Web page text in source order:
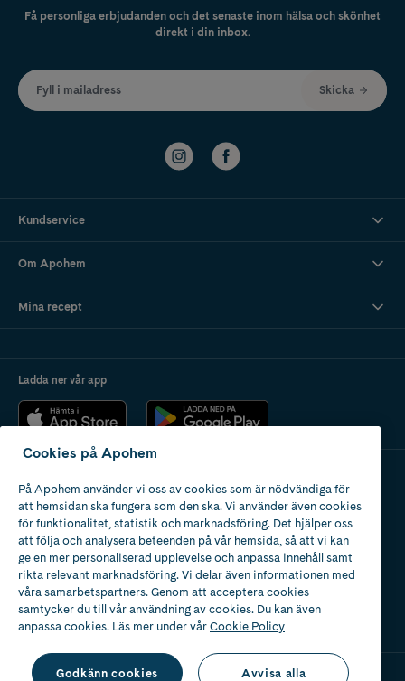
Få personliga erbjudanden och det senaste inom hälsa och skönhet
direkt i din inbox.
Fyll i mailadress Skicka
Kundservice
Om Apohem
Mina recept
Ladda ner vår app
Apotek med tillstånd
av Läkemedelsverket
Cookies på Apohem
På Apohem använder vi oss av cookies som är nödvändiga för
att hemsidan ska fungera som den ska. Vi använder även cookies
för funktionalitet, statistik och marknadsföring. Det hjälper oss
att följa och analysera beteenden på vår hemsida, så att vi kan
ge en mer personaliserad upplevelse och anpassa innehåll samt
rikta relevant marknadsföring. Vi delar även informationen med
våra samarbetspartners. Genom att acceptera cookies
samtycker du till vår användning av cookies. Du kan även
anpassa cookies. Läs mer under vårCookie Policy
Godkänn cookies Avvisa alla